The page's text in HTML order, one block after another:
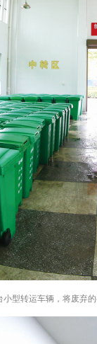
小型转运车辆，将废